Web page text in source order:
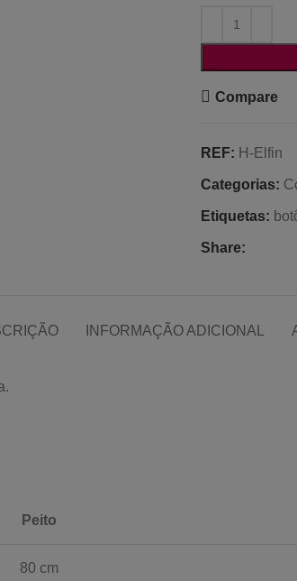
Compare
REF: H-Elfin
Categorias:
Etiquetas:
Share:
INFORMAÇÃO ADICIONAL
Peito
80 cm